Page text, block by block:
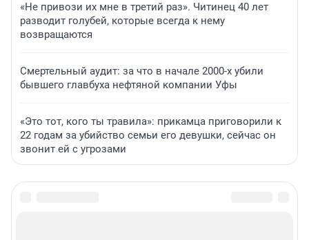
«Не привози их мне в третий раз». Читинец 40 лет
разводит голубей, которые всегда к нему
возвращаются
Смертельный аудит: за что в начале 2000-х убили
бывшего главбуха нефтяной компании Уфы
«Это тот, кого ты травила»: прикамца приговорили к
22 годам за убийство семьи его девушки, сейчас он
звонит ей с угрозами